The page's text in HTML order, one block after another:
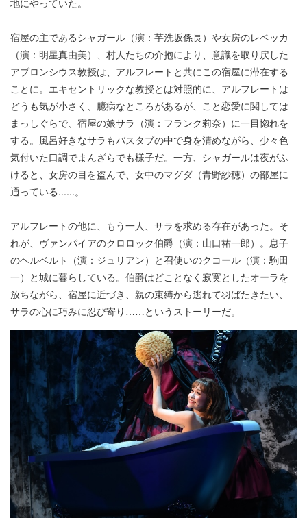
地にやっていた。
宿屋の主であるシャガール（演：芋洗坂係長）や女房のレベッカ
（演：明星真由美）、村人たちの介抱により、意識を取り戻した
アブロンシウス教授は、アルフレートと共にこの宿屋に滞在する
ことに。エキセントリックな教授とは対照的に、アルフレートは
どうも気が小さく、臆病なところがあるが、こと恋愛に関しては
まっしぐらで、宿屋の娘サラ（演：フランク莉奈）に一目惚れを
する。風呂好きなサラもバスタブの中で身を清めながら、少々色
気付いた口調でまんざらでも様子だ。一方、シャガールは夜がふ
けると、女房の目を盗んで、女中のマグダ（青野紗穂）の部屋に
通っている......。
アルフレートの他に、もう一人、サラを求める存在があった。そ
れが、ヴァンパイアのクロロック伯爵（演：山口祐一郎）。息子
のヘルベルト（演：ジュリアン）と召使いのクコール（演：駒田
一）と城に暮らしている。伯爵はどことなく寂寞としたオーラを
放ちながら、宿屋に近づき、親の束縛から逃れて羽ばたきたい、
サラの心に巧みに忍び寄り……というストーリーだ。